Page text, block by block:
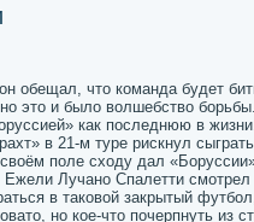
обещал, что команда будет
это и было волшебство
как последнюю в
в 21-м туре рискнул
поле сходу дал
Ежели Лучано Спалетти
в таковой закрытый
но кое-что почерпнуть из